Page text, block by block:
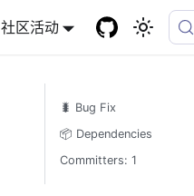
社区活动
🐛 Bug Fix
📦 Dependencies
Committers: 1